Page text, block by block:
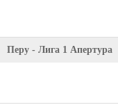
Перу - Лига 1 Апертура